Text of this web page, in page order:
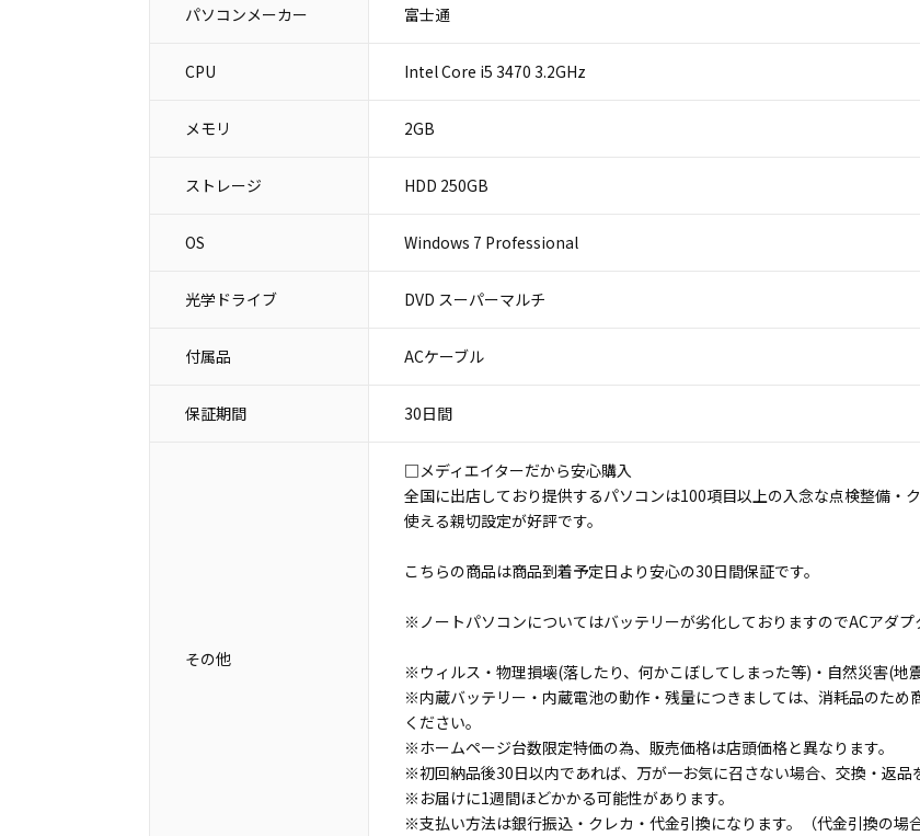
パソコンメーカー 富士通
CPU Intel Core i5 3470 3.2GHz
メモリ 2GB
ストレージ HDD 250GB
OS Windows 7 Professional
光学ドライブ DVD スーパーマルチ
付属品 ACケーブル
保証期間 30日間
その他
□メディエイターだから安心購入
全国に出店しており提供するパソコンは100項目以上の入念な点検整備・
使える親切設定が好評です。
こちらの商品は商品到着予定日より安心の30日間保証です。
※ノートパソコンについてはバッテリーが劣化しておりますのでACアダプ
※ウィルス・物理損壊(落したり、何かこぼしてしまった等)・自然災害(地
※内蔵バッテリー・内蔵電池の動作・残量につきましては、消耗品のため
ください。
※ホームページ台数限定特価の為、販売価格は店頭価格と異なります。
※初回納品後30日以内であれば、万が一お気に召さない場合、交換・返品
※お届けに1週間ほどかかる可能性があります。
※支払い方法は銀行振込・クレカ・代金引換になります。（代金引換の場